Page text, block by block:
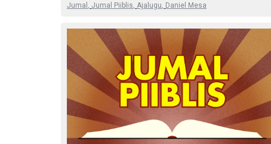
Jumal Jumal Piiblis Ajalugu Daniel Mesa